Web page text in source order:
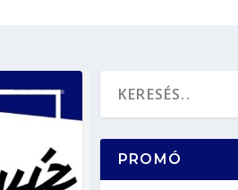
PROMÓ